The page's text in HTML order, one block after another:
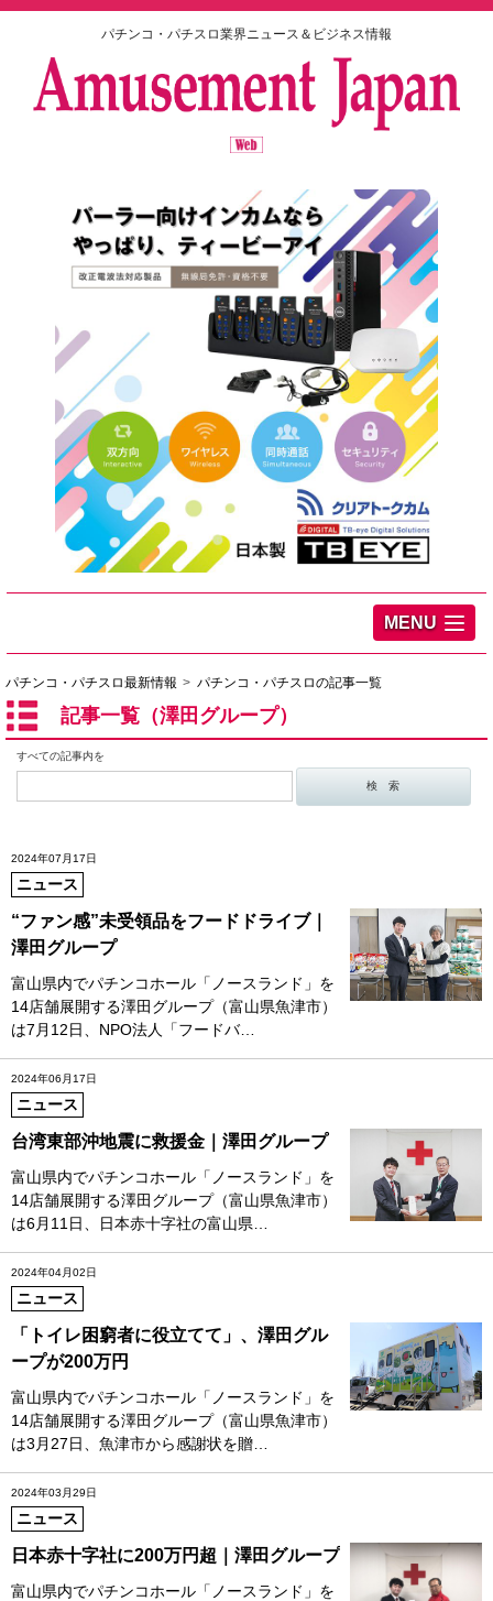
パチンコ・パチスロ業界ニュース＆ビジネス情報
MENU
パチンコ・パチスロ最新情報 パチンコ・パチスロの記事一覧
記事一覧（澤田グループ）
すべての記事内を
2024年07月17日
ニュース
“ファン感”未受領品をフードドライブ｜
澤田グループ
富山県内でパチンコホール「ノースランド」を
14店舗展開する澤田グループ（富山県魚津市）
は7月12日、NPO法人「フードバ…
2024年06月17日
ニュース
台湾東部沖地震に救援金｜澤田グループ
富山県内でパチンコホール「ノースランド」を
14店舗展開する澤田グループ（富山県魚津市）
は6月11日、日本赤十字社の富山県…
2024年04月02日
ニュース
「トイレ困窮者に役立てて」、澤田グル
ープが200万円
富山県内でパチンコホール「ノースランド」を
14店舗展開する澤田グループ（富山県魚津市）
は3月27日、魚津市から感謝状を贈…
2024年03月29日
ニュース
日本赤十字社に200万円超｜澤田グループ
富山県内でパチンコホール「ノースランド」を